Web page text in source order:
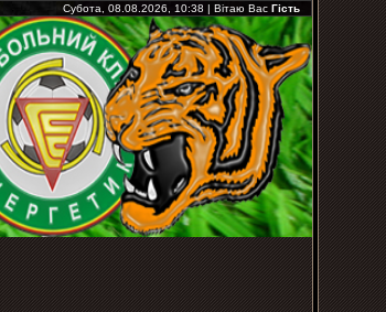
Субота, 08.08.2026, 10:38 | Вітаю Вас Гість